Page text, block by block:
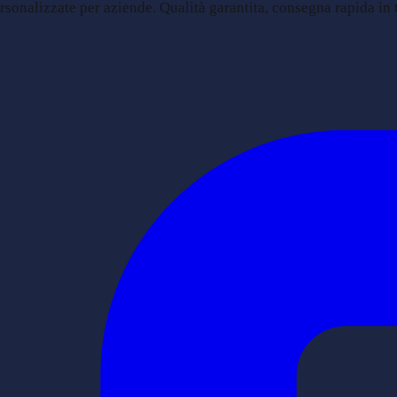
per aziende. Qualità garantita, consegna rapida in